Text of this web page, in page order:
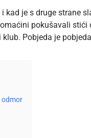
i kad je s druge strane
pokušavali
klub. Pobjeda je
odmor